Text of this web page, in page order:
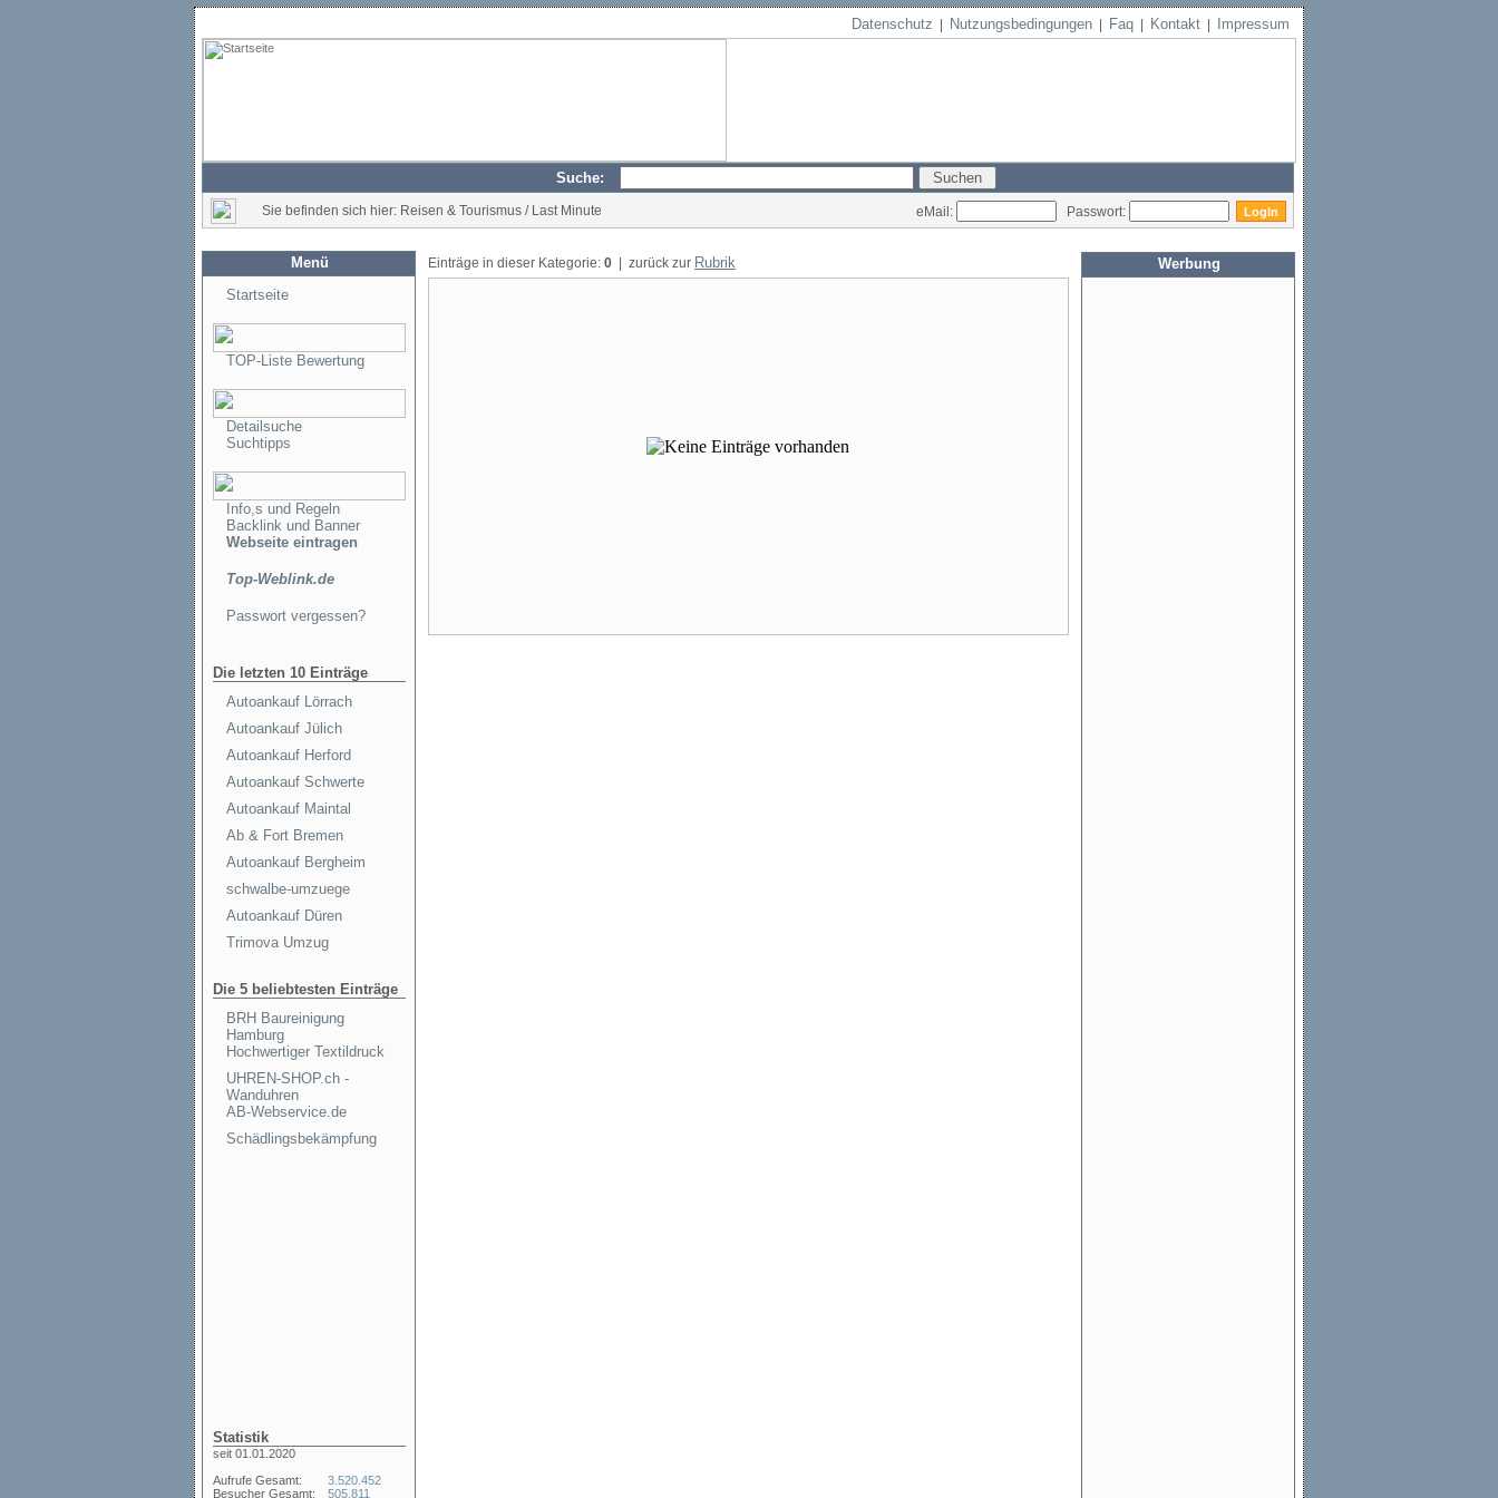
Datenschutz Nutzungsbedingungen Faq Kontakt Impressum
Suche:
Sie befinden sich hier: Reisen & Tourismus / Last Minute eMail: Passwort:
Menü
Startseite
TOP-Liste Bewertung
Detailsuche
Suchtipps
Info,s und Regeln
Backlink und Banner
Webseite eintragen
Top-Weblink.de
Passwort vergessen?
Die letzten 10 Einträge
Autoankauf Lörrach
Autoankauf Jülich
Autoankauf Herford
Autoankauf Schwerte
Autoankauf Maintal
Ab & Fort Bremen
Autoankauf Bergheim
schwalbe-umzuege
Autoankauf Düren
Trimova Umzug
Die 5 beliebtesten Einträge
BRH Baureinigung
Hamburg
Hochwertiger Textildruck
UHREN-SHOP.ch -
Wanduhren
AB-Webservice.de
Schädlingsbekämpfung
Statistik
seit 01.01.2020
Aufrufe Gesamt:
Besucher Gesamt:
3.520.452
505.811
Einträge in dieser Kategorie: 0 | zurück zur Rubrik Werbung